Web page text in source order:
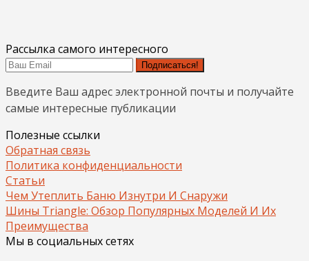
Рассылка самого интересного
Подписаться!
Введите Ваш адрес электронной почты и получайте
самые интересные публикации
Полезные ссылки
Обратная связь
Политика конфиденциальности
Статьи
Чем Утеплить Баню Изнутри И Снаружи
Шины Triangle: Обзор Популярных Моделей И Их
Преимущества
Мы в социальных сетях